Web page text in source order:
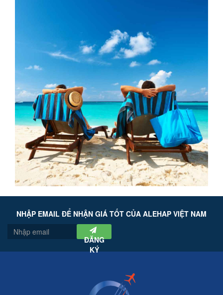
NHẬP EMAIL ĐỂ NHẬN GIÁ TỐT CỦA ALEHAP VIỆT NAM
ĐĂNG
KÝ